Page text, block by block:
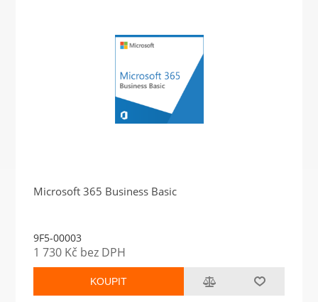
Microsoft 365 Business Basic
9F5-00003
1 730 Kč bez DPH
KOUPIT